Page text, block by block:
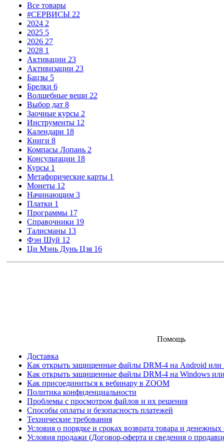
Все товары
#СЕРВИСЫ 22
2024 2
2025 5
2026 27
2028 1
Активации 23
Активизации 23
Бацзы 5
Брелки 6
Волшебные вещи 22
Выбор дат 8
Заочные курсы 2
Инструменты 12
Календари 18
Книги 8
Компасы Лопань 2
Консультации 18
Курсы 1
Метафорические карты 1
Монеты 12
Начинающим 3
Платки 1
Программы 17
Справочники 19
Талисманы 13
Фэн Шуй 12
Ци Мэнь Дунь Цзя 16
Помощь
Доставка
Как открыть защищенные файлы DRM-4 на Android или
Как открыть защищенные файлы DRM-4 на Windows
Как присоединиться к вебинару в ZOOM
Политика конфиденциальности
Проблемы с просмотром файлов и их решения
Способы оплаты и безопасность платежей
Технические требования
Условия о порядке и сроках возврата товара и денежных
Условия продажи (Договор-оферта и сведения о